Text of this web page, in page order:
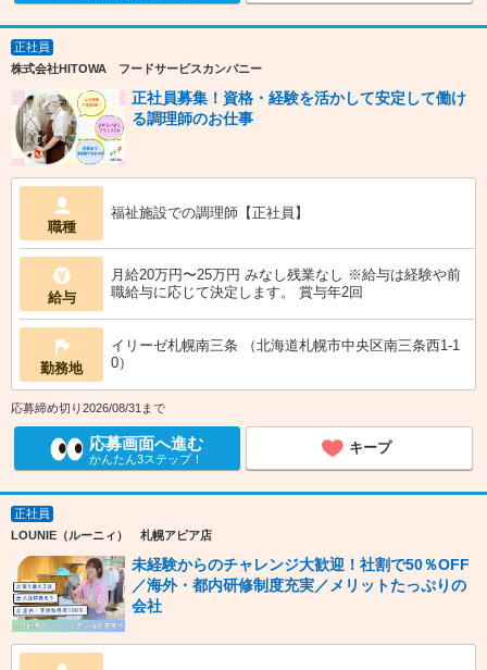
正社員
株式会社HITOWA フードサービスカンパニー
正社員募集！資格・経験を活かして安定して働け
る調理師のお仕事
職種
福祉施設での調理師【正社員】
給与
月給20万円〜25万円 みなし残業なし ※給与は経験や前
職給与に応じて決定します。 賞与年2回
勤務地
イリーゼ札幌南三条 （北海道札幌市中央区南三条西1-1
0）
応募締め切り2026/08/31まで
応募画面へ進む
かんたん3ステップ！
キープ
正社員
LOUNIE（ルーニィ） 札幌アピア店
未経験からのチャレンジ大歓迎！社割で50％OFF
／海外・都内研修制度充実／メリットたっぷりの
会社